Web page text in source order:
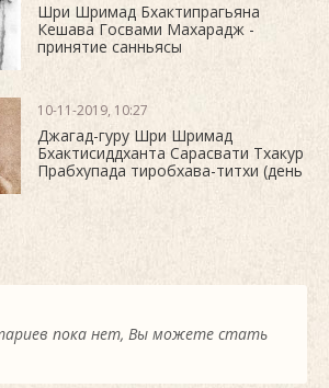
Шри Шримад Бхактипрагьяна
Кешава Госвами Махарадж -
принятие санньясы
10-11-2019, 10:27
Джагад-гуру Шри Шримад
Бхактисиддханта Сарасвати Тхакур
Прабхупада тиробхава-титхи (день
пока нет, Вы можете стать